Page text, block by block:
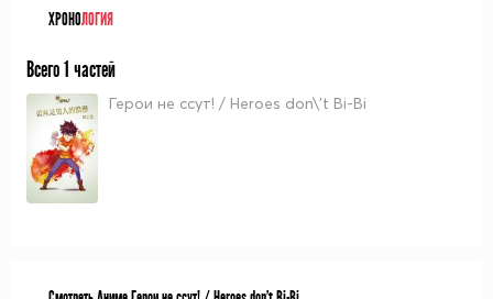
ХРОНОЛОГИЯ
Всего 1 частей
Герои не ссут! / Heroes don\'t Bi-Bi